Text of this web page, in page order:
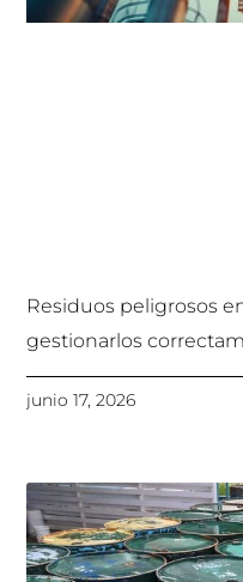
Residuos peligrosos
gestionarlos
junio 17, 2026